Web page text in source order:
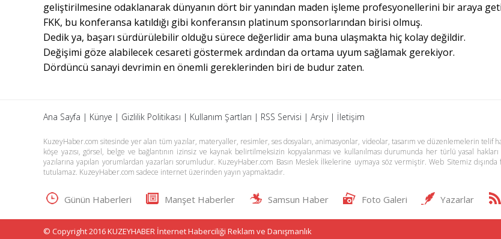
geliştirilmesine odaklanarak dünyanın dört bir yanından maden işleme profesyonellerini bir araya
FKK, bu konferansa katıldığı gibi konferansın platinum sponsorlarından birisi olmuş.
Dedik ya, başarı sürdürülebilir olduğu sürece değerlidir ama buna ulaşmakta hiç kolay değildir.
Değişimi göze alabilecek cesareti göstermek ardından da ortama uyum sağlamak gerekiyor.
Dördüncü sanayi devrimin en önemli gereklerinden biri de budur zaten.
Ana Sayfa | Künye | Gizlilik Politikası | Kullanım Şartları | RSS Servisi | Arşiv| İletişim
KuzeyHaber.com sitesinde yer alan tüm yazılar, materyaller, resimler, ses dosyaları, animasyonlar, videolar, tasarım ve düzenlemelerin telif
köşe yazısı, görsel, belge ve bağlantının izinsiz ve kaynak belirtilmeksizin kopyalanması ve kullanılması durumunda her türlü yasal
yazılarına yapılan yorumlardan yazarları sorumludur. KuzeyHaber.com Basın Meslek İlkelerine uymaya söz vermiştir. Web Sitemiz
tutulamaz. KuzeyHaber.com sadece internet üzerinden yayın yapmaktadır.
Günün Haberleri Manşet Haberler Samsun Haber Foto Galeri Yazarlar
© Copyright 2016 KUZEYHABER İnternet Haberciliği Reklam ve Danışmanlık